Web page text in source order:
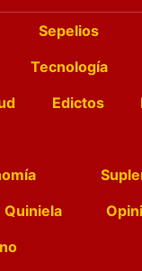
Sepelios
Tecnología
Edictos
Quiniela